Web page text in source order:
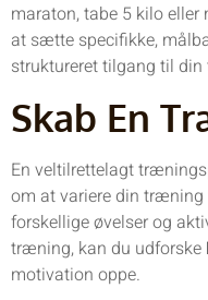
maraton, tabe 5 kilo eller
at sætte specifikke,
struktureret tilgang til
Skab En
En veltilrettelagt
om at variere din træning
forskellige øvelser og
træning, kan du udforske
motivation oppe.